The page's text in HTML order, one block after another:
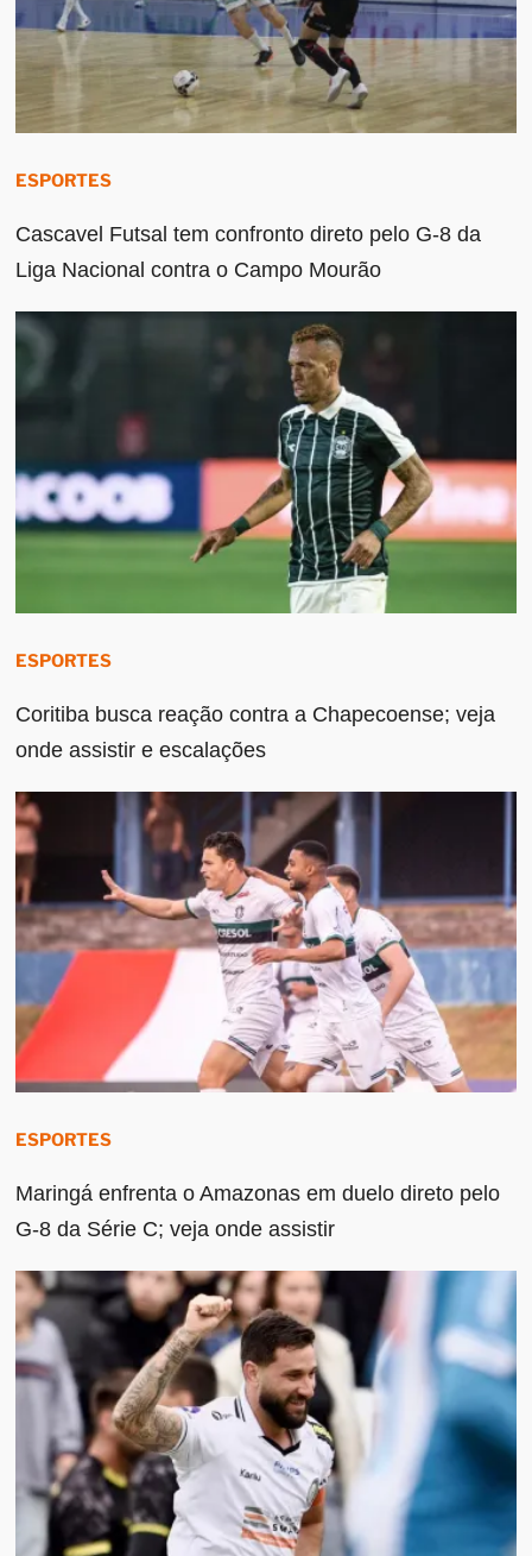
ESPORTES
Cascavel Futsal tem confronto direto pelo G-8 da
Liga Nacional contra o Campo Mourão
ESPORTES
Coritiba busca reação contra a Chapecoense; veja
onde assistir e escalações
ESPORTES
Maringá enfrenta o Amazonas em duelo direto pelo
G-8 da Série C; veja onde assistir